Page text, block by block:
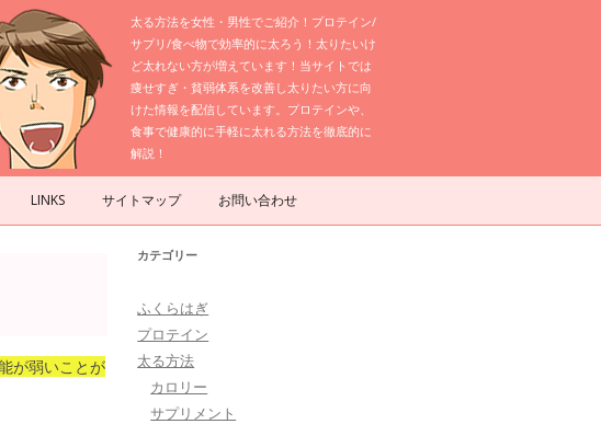
太る方法を女性・男性でご紹介！プロテイン/
サプリ/食べ物で効率的に太ろう！太りたいけ
ど太れない方が増えています！当サイトでは
痩せすぎ・貧弱体系を改善し太りたい方に向
けた情報を配信しています。プロテインや、
食事で健康的に手軽に太れる方法を徹底的に
解説！
LINKS サイトマップ お問い合わせ
が弱いことが
カテゴリー
ふくらはぎ
プロテイン
太る方法
カロリー
サプリメント